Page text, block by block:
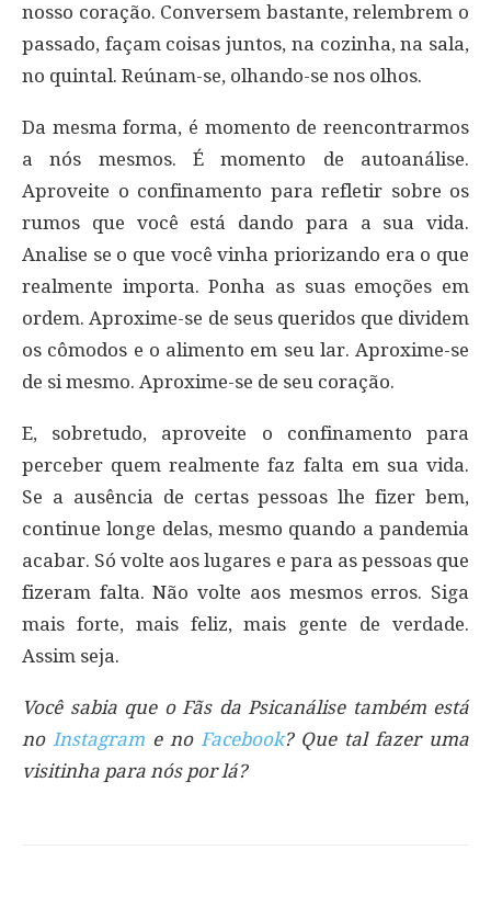
nosso coração. Conversem bastante, relembrem o
passado, façam coisas juntos, na cozinha, na sala,
no quintal. Reúnam-se, olhando-se nos olhos.
Da mesma forma, é momento de reencontrarmos
a nós mesmos. É momento de autoanálise.
Aproveite o confinamento para refletir sobre os
rumos que você está dando para a sua vida.
Analise se o que você vinha priorizando era o que
realmente importa. Ponha as suas emoções em
ordem. Aproxime-se de seus queridos que dividem
os cômodos e o alimento em seu lar. Aproxime-se
de si mesmo. Aproxime-se de seu coração.
E, sobretudo, aproveite o confinamento para
perceber quem realmente faz falta em sua vida.
Se a ausência de certas pessoas lhe fizer bem,
continue longe delas, mesmo quando a pandemia
acabar. Só volte aos lugares e para as pessoas que
fizeram falta. Não volte aos mesmos erros. Siga
mais forte, mais feliz, mais gente de verdade.
Assim seja.
Você sabia que o Fãs da Psicanálise também está
no Instagrame no Facebook? Que tal fazer uma
visitinha para nós por lá?